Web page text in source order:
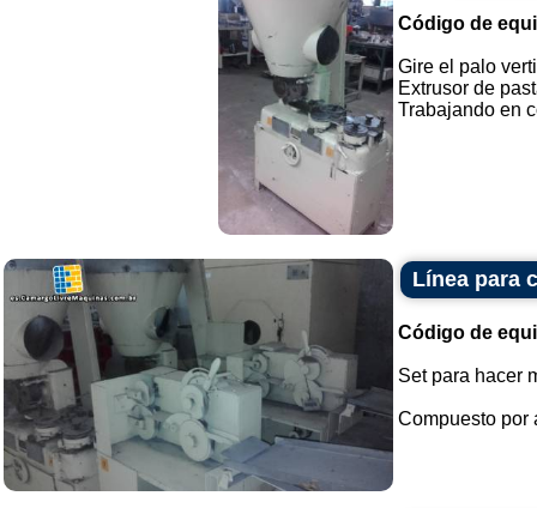
Código de
Gire el palo
Extrusor de
Trabajando en
Línea para
Código de
Set para hacer
Compuesto por